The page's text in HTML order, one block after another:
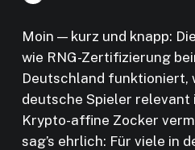
Moin — kurz und knapp:
wie RNG-Zertifizierung
Deutschland funktioniert,
deutsche Spieler relevant
Krypto-affine Zocker
sag’s ehrlich: Für viele in